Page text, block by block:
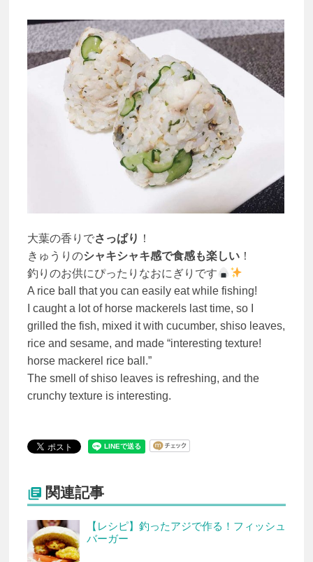
大葉の香りでさっぱり ！
きゅうりのシャキシャキ感で食感も楽しい！
釣りのお供にぴったりなおにぎりです
A rice ball that you can easily eat while fishing!
I caught a lot of horse mackerels last time, so I
grilled the fish, mixed it with cucumber, shiso leaves,
rice and sesame, and made “interesting texture!
horse mackerel rice ball.”
The smell of shiso leaves is refreshing, and the
crunchy texture is interesting.
 関連記事
【レシピ】釣ったアジで作る！フィッシュ
バーガー